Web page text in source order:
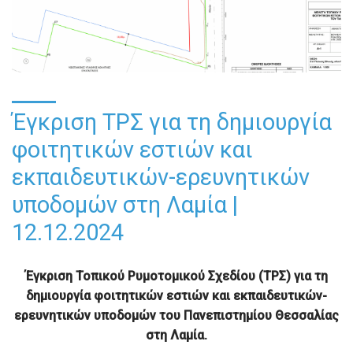
Έγκριση ΤΡΣ για τη δημιουργία
φοιτητικών εστιών και
εκπαιδευτικών-ερευνητικών
υποδομών στη Λαμία |
12.12.2024
Έγκριση Τοπικού Ρυμοτομικού Σχεδίου (ΤΡΣ) για τη
δημιουργία φοιτητικών εστιών και εκπαιδευτικών-
ερευνητικών υποδομών του Πανεπιστημίου Θεσσαλίας
στη Λαμία.